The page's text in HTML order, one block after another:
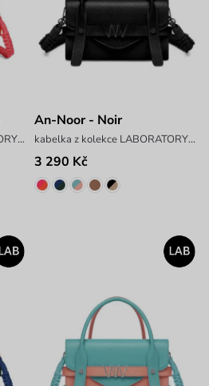
kabelka z kolekce LABORATORY x ANTONIN SIMON
An-Noor - Noir
kabelka z kolekce LABORATORY x ANTONIN SIMON
3 290 Kč